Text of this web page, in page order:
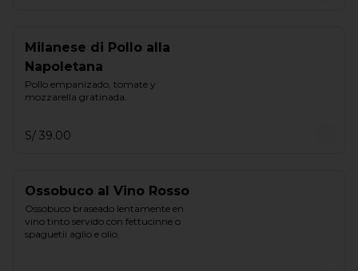
Milanese di Pollo alla
Napoletana
Pollo empanizado, tomate y
mozzarella gratinada.
S/ 39.00
Ossobuco al Vino Rosso
Ossobuco braseado lentamente en
vino tinto servido con fettucinne o
spaguetii aglio e olio.